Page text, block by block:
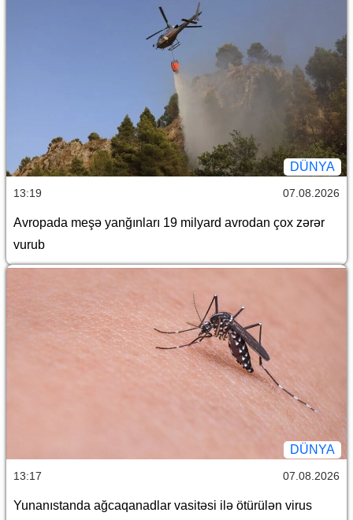
DÜNYA
13:19 07.08.2026
Avropada meşə yanğınları 19 milyard avrodan çox zərər
vurub
DÜNYA
13:17 07.08.2026
Yunanıstanda ağcaqanadlar vasitəsi ilə ötürülən virus